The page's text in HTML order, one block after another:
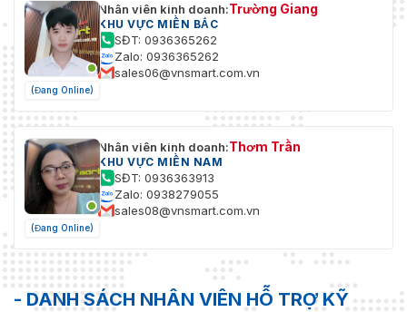
(Đang Online)
Nhân viên kinh doanh:Trường Giang
KHU VỰC MIỀN BẮC
SĐT: 0936365262
Zalo: 0936365262
sales06@vnsmart.com.vn
(Đang Online)
Nhân viên kinh doanh:Thơm Trần
KHU VỰC MIỀN NAM
SĐT: 0936363913
Zalo: 0938279055
sales08@vnsmart.com.vn
- DANH SÁCH NHÂN VIÊN HỖ TRỢ KỸ